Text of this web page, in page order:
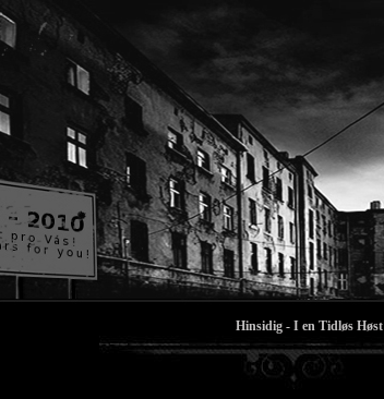
Hinsidig - I en Tidløs Høst